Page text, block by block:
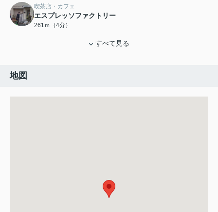
喫茶店・カフェ
エスプレッソファクトリー
261ｍ（4分）
すべて見る
地図